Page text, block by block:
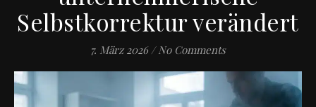
Selbstkorrektur verändert
7. März 2026 / No Comments